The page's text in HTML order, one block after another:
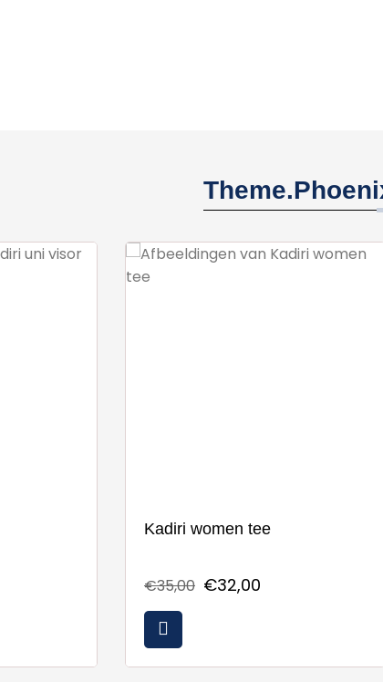
Kadiri women tee
€35,00 €32,00